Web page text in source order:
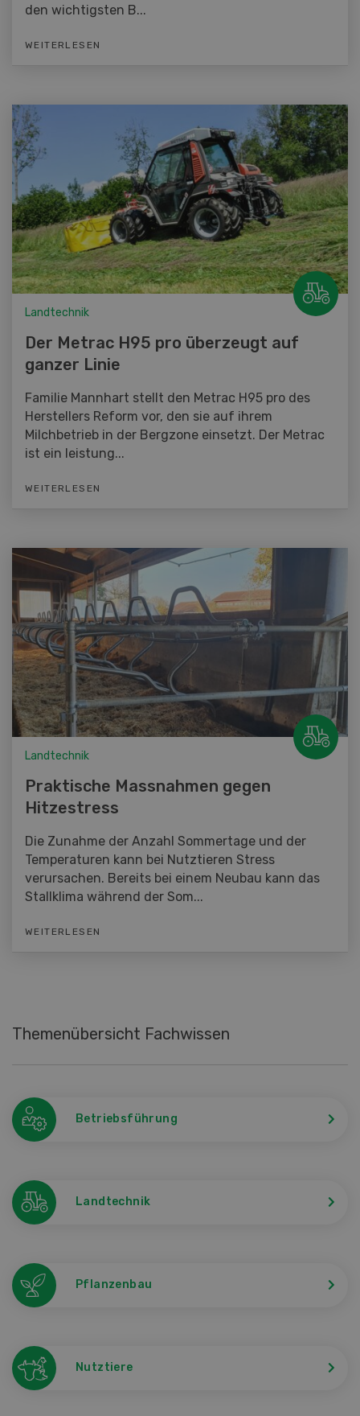
den wichtigsten B...
WEITERLESEN
Landtechnik
Der Metrac H95 pro überzeugt auf
ganzer Linie
Familie Mannhart stellt den Metrac H95 pro des
Herstellers Reform vor, den sie auf ihrem
Milchbetrieb in der Bergzone einsetzt. Der Metrac
ist ein leistung...
WEITERLESEN
Landtechnik
Praktische Massnahmen gegen
Hitzestress
Die Zunahme der Anzahl Sommertage und der
Temperaturen kann bei Nutztieren Stress
verursachen. Bereits bei einem Neubau kann das
Stallklima während der Som...
WEITERLESEN
Themenübersicht Fachwissen
Betriebsführung
Landtechnik
Pflanzenbau
Nutztiere